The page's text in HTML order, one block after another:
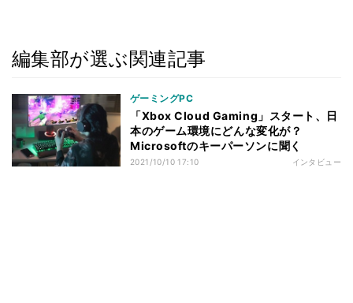
編集部が選ぶ関連記事
ゲーミングPC
「Xbox Cloud Gaming」スタート、日
本のゲーム環境にどんな変化が？
Microsoftのキーパーソンに聞く
2021/10/10 17:10 インタビュー